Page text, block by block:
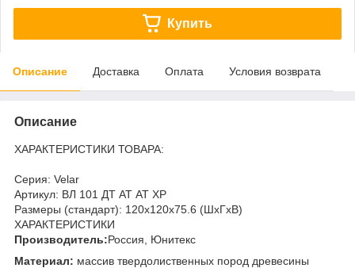
Купить
Описание Доставка Оплата Условия возврата
Описание
ХАРАКТЕРИСТИКИ ТОВАРА:
Серия: Velar
Артикул: ВЛ 101 ДТ АТ АТ ХР
Размеры (стандарт): 120x120x75.6 (ШхГхВ)
ХАРАКТЕРИСТИКИ
Производитель:Россия, Юнитекс
Материал: массив твердолиственных пород древесины